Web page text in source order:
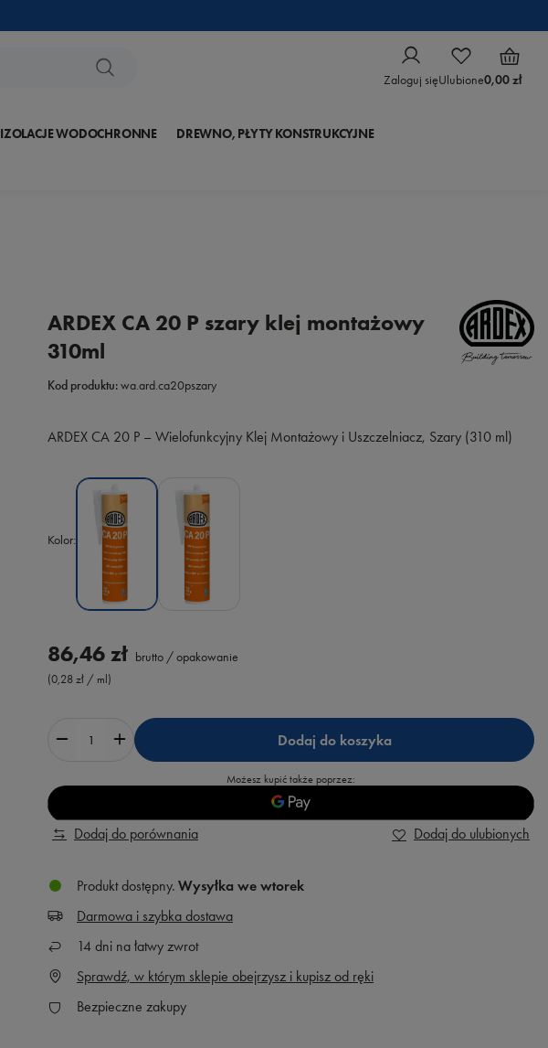
Zaloguj sięUlubione0,00 zł
IZOLACJE WODOCHRONNE DREWNO, PŁYTY KONSTRUKCYJNE
ARDEX CA 20 P szary klej montażowy
310ml
Kod produktu:wa.ard.ca20pszary
ARDEX CA 20 P – Wielofunkcyjny Klej Montażowy i Uszczelniacz, Szary (310 ml)
Kolor
86,46 zł brutto /opakowanie
(0,28 zł / ml)
Dodaj do koszyka
Możesz kupić także poprzez:
Dodaj do porównania Dodaj do ulubionych
Produkt dostępny Wysyłka we wtorek
Darmowa i szybka dostawa
14 dni na łatwy zwrot
Sprawdź, w którym sklepie obejrzysz i kupisz od ręki
Bezpieczne zakupy